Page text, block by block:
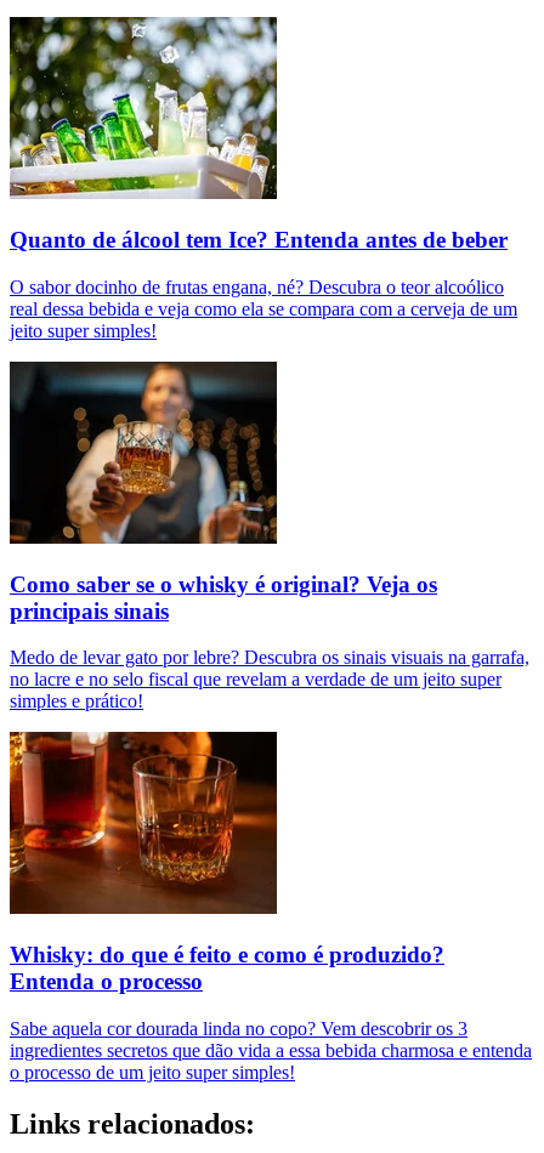
Quanto de álcool tem Ice? Entenda antes de beber
O sabor docinho de frutas engana, né? Descubra o teor alcoólico
real dessa bebida e veja como ela se compara com a cerveja de um
jeito super simples!
Como saber se o whisky é original? Veja os
principais sinais
Medo de levar gato por lebre? Descubra os sinais visuais na garrafa,
no lacre e no selo fiscal que revelam a verdade de um jeito super
simples e prático!
Whisky: do que é feito e como é produzido?
Entenda o processo
Sabe aquela cor dourada linda no copo? Vem descobrir os 3
ingredientes secretos que dão vida a essa bebida charmosa e entenda
o processo de um jeito super simples!
Links relacionados: